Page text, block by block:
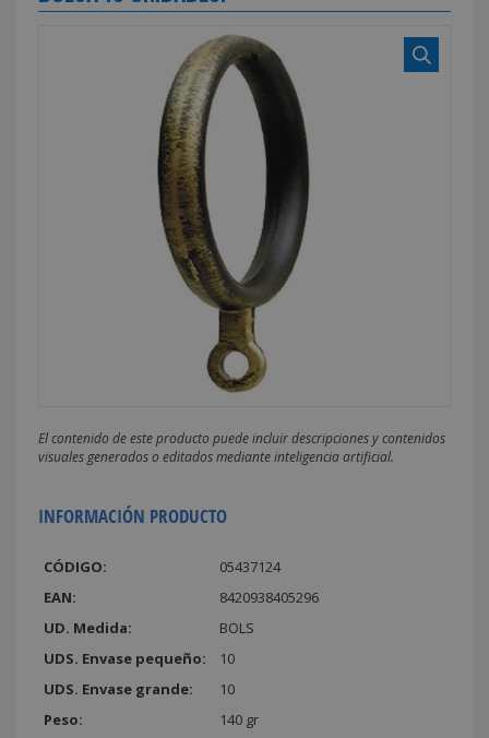
El contenido de este producto puede incluir descripciones y contenidos
visuales generados o editados mediante inteligencia artificial.
INFORMACIÓN PRODUCTO
CÓDIGO:
05437124
EAN:
8420938405296
UD. Medida:
BOLS
UDS. Envase pequeño:
10
UDS. Envase grande:
10
Peso:
140 gr